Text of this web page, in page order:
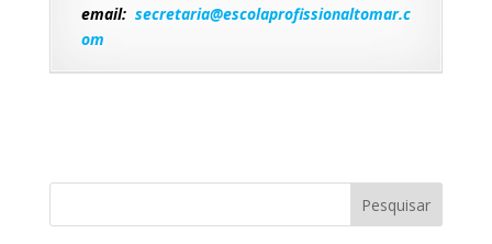
email: secretaria@escolaprofissionaltomar.c
om